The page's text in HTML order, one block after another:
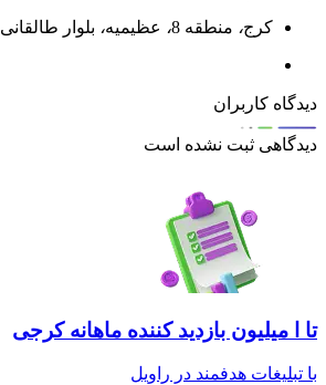
کرج، منطقه 8 ، عظیمیه، بلوار طالقانی
دیدگاه کاربران
دیدگاهی ثبت نشده است
تا ا میلیون بازدید کننده ماهانه کرجی
با تبلیغات هدفمند در راویل